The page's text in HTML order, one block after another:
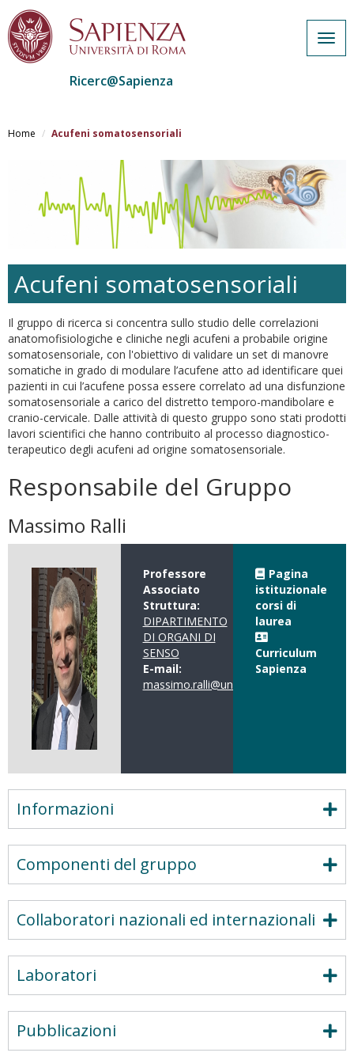
al
Ricerc@Sapienza
Home Acufeni somatosensoriali
Acufeni somatosensoriali
Il gruppo di ricerca si concentra sullo studio delle correlazioni
anatomofisiologiche e cliniche negli acufeni a probabile origine
somatosensoriale, con l'obiettivo di validare un set di manovre
somatiche in grado di modulare l’acufene atto ad identificare quei
pazienti in cui l’acufene possa essere correlato ad una disfunzione
somatosensoriale a carico del distretto temporo-mandibolare e
cranio-cervicale. Dalle attività di questo gruppo sono stati prodotti
lavori scientifici che hanno contribuito al processo diagnostico-
terapeutico degli acufeni ad origine somatosensoriale.
Responsabile del Gruppo
Massimo Ralli
Professore
Associato
Struttura:
DIPARTIMENTO
DI ORGANI DI
SENSO
E-mail:
massimo.ralli@uniroma1.it
Pagina
istituzionale
corsi di
laurea
Curriculum
Sapienza
Informazioni
Componenti del gruppo
Collaboratori nazionali ed internazionali
Laboratori
Pubblicazioni